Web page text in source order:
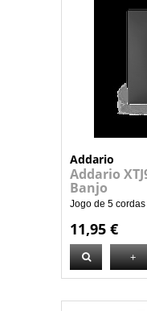
Addario
Addario
Banjo
Jogo de 5
11,95 €
+